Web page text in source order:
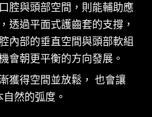
腔與頭部空間，則能輔助應
透過平面式護齒套的支撐，
內部的垂直空間與頭部軟組
會朝更平衡的方向發展。
獲得空間並放鬆， 也會讓
然的弧度。